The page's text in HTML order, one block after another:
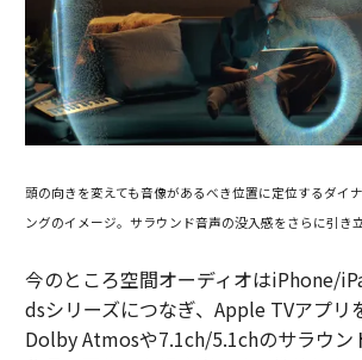
頭の向きを変えても音像があるべき位置に定位するダイ
ングのイメージ。サラウンド音声の没入感をさらに引き
今のところ空間オーディオはiPhone/
dsシリーズにつなぎ、Apple TVアプリ
Dolby Atmosや7.1ch/5.1chのサラウン